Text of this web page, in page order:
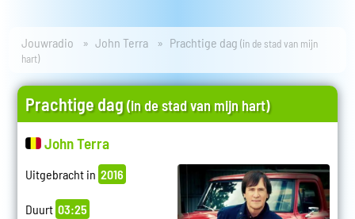
Jouwradio John Terra Prachtige dag(in de stad van mijn
hart)
Prachtige dag(in de stad van mijn hart)
John Terra
Uitgebracht in 2016
Duurt 03:25